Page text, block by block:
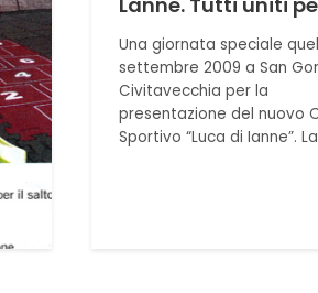
Una giornata speciale
settembre 2009 a San
Civitavecchia per la
presentazione del nuovo
Sportivo “Luca di Ianne”.